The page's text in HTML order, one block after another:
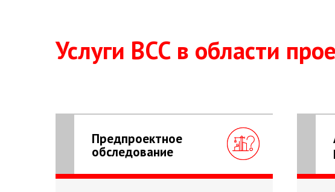
Услуги ВСС в области
Предпроектное
обследование